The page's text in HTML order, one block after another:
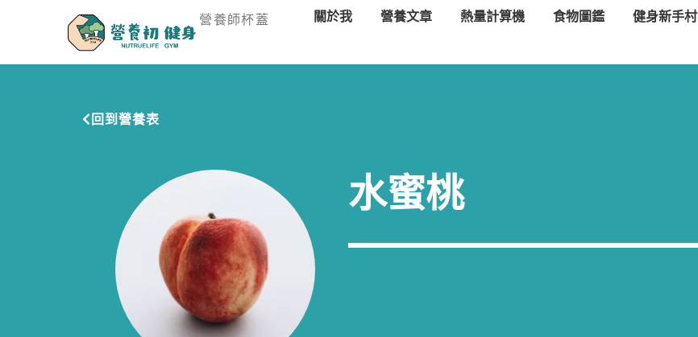
營養師杯蓋 關於我 營養文章 熱量計算機 食物圖鑑 健身新手村
回到營養表
水蜜桃